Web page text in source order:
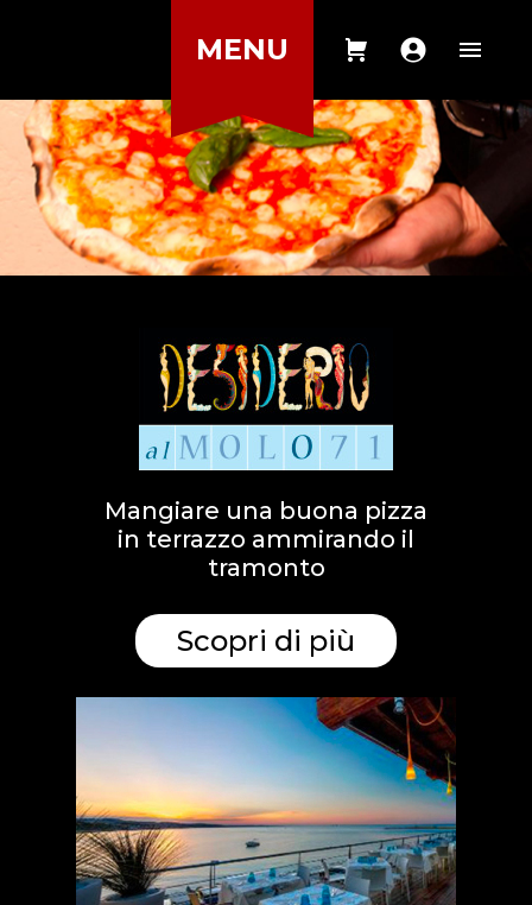
MENU
Mangiare una buona pizza
in terrazzo ammirando il
tramonto
Scopri di più